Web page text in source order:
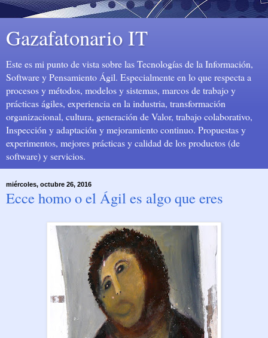
Gazafatonario IT
Este es mi punto de vista sobre las Tecnologías de la Información,
Software y Pensamiento Ágil. Especialmente en lo que respecta a
procesos y métodos, modelos y sistemas, marcos de trabajo y
prácticas ágiles, experiencia en la industria, transformación
organizacional, cultura, generación de Valor, trabajo colaborativo,
Inspección y adaptación y mejoramiento continuo. Propuestas y
experimentos, mejores prácticas y calidad de los productos (de
software) y servicios.
miércoles, octubre 26, 2016
Ecce homo o el Ágil es algo que eres